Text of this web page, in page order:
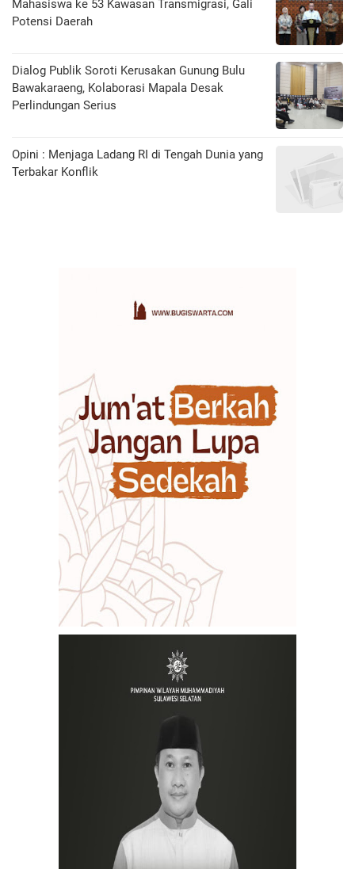
Mahasiswa ke 53 Kawasan Transmigrasi, Gali
Potensi Daerah
Dialog Publik Soroti Kerusakan Gunung Bulu
Bawakaraeng, Kolaborasi Mapala Desak
Perlindungan Serius
Opini : Menjaga Ladang RI di Tengah Dunia yang
Terbakar Konflik